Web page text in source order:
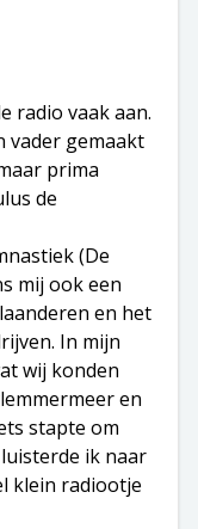
radio vaak aan.
vader gemaakt
prima
de
(De
mij ook een
en het
In mijn
wij konden
en
stapte om
ik naar
klein radiootje